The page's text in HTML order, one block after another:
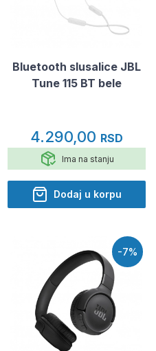
Bluetooth slusalice JBL
Tune 115 BT bele
4.290,00 RSD
Ima na stanju
Dodaj u korpu
-7%